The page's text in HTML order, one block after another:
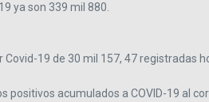
ya son 339 mil 880.
19 de 30 mil 157, 47 registradas
positivos acumulados a COVID-19 al